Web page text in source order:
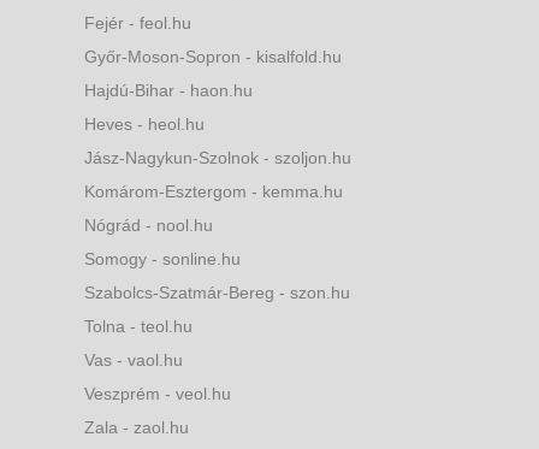
Fejér - feol.hu
Győr-Moson-Sopron - kisalfold.hu
Hajdú-Bihar - haon.hu
Heves - heol.hu
Jász-Nagykun-Szolnok - szoljon.hu
Komárom-Esztergom - kemma.hu
Nógrád - nool.hu
Somogy - sonline.hu
Szabolcs-Szatmár-Bereg - szon.hu
Tolna - teol.hu
Vas - vaol.hu
Veszprém - veol.hu
Zala - zaol.hu